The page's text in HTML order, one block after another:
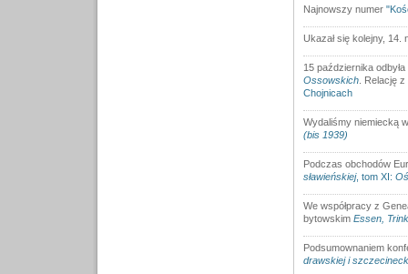
Najnowszy numer
Ukazał się kolejny,
15 października
Ossowskich. Relację
Chojnicach
Wydaliśmy niemiecką
(bis 1939)
Podczas obchodów
sławieńskiej, tom XI:
We współpracy z
bytowskim Essen,
Podsumownaniem
drawskiej i